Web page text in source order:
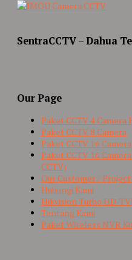
SentraCCTV – Dahua
Our Page
Paket CCTV 4 Camera
Paket CCTV 8 Camera
Paket CCTV 16 Camera
Paket CCTV 16
CCTV)
Our Customer /
Hubungi Kami
Hikvision Turbo HD-
Tentang Kami
Paket Wireless NVR